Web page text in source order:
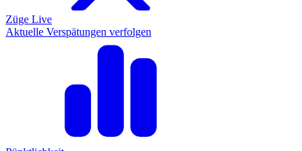
Züge Live
Aktuelle Verspätungen verfolgen